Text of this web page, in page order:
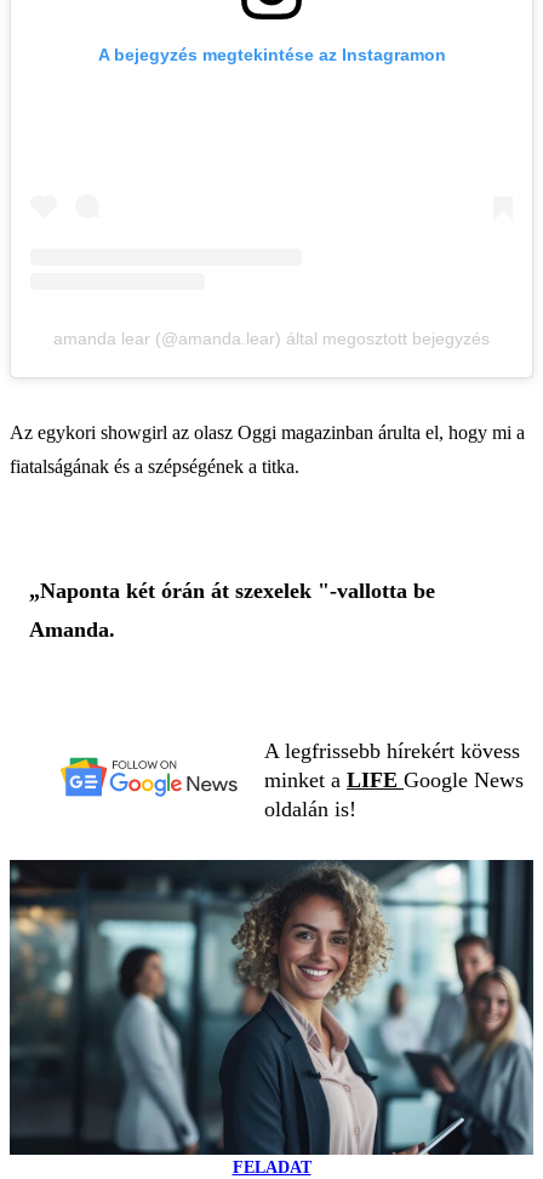
A bejegyzés megtekintése az Instagramon
amanda lear (@amanda.lear) által megosztott bejegyzés
Az egykori showgirl az olasz Oggi magazinban árulta el, hogy mi a
fiatalságának és a szépségének a titka.
„Naponta két órán át szexelek "-vallotta be
Amanda.
A legfrissebb hírekért kövess
minket a LIFE Google News
oldalán is!
FELADAT